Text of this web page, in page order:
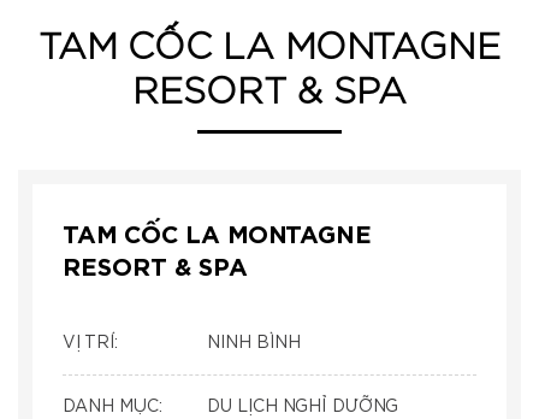
TAM CỐC LA MONTAGNE
RESORT & SPA
TAM CỐC LA MONTAGNE
RESORT & SPA
VỊ TRÍ: NINH BÌNH
DANH MỤC: DU LỊCH NGHỈ DƯỠNG